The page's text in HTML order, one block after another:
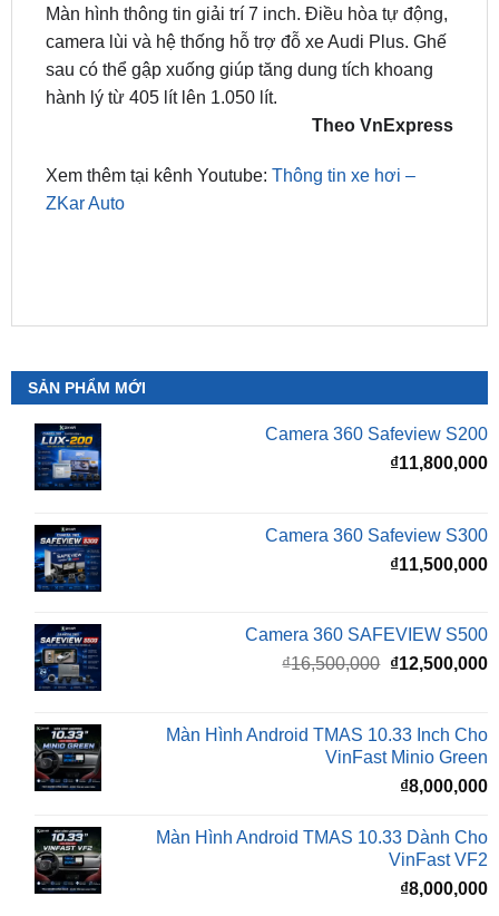
sau có thể gập xuống giúp tăng dung tích khoang
hành lý từ 405 lít lên 1.050 lít.
Theo VnExpress
Thông tin xe hơi –
SẢN PHẨM MỚI
Camera 360 Safeview S200
₫11,800,000
Camera 360 Safeview S300
Camera 360 SAFEVIEW S500
gốc
là:
₫16,500,000.
Màn Hình Android TMAS 10.33 Inch Cho
₫8,000,000
Màn Hình Android TMAS 10.33 Dành Cho
₫8,000,000
Màn hình Cluster Android TMAS T600 Dành
Cho VinFast VF3